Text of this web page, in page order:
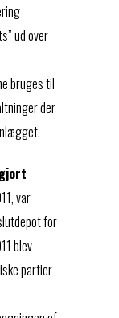
ud over
bruges til
der
var
for
blev
partier